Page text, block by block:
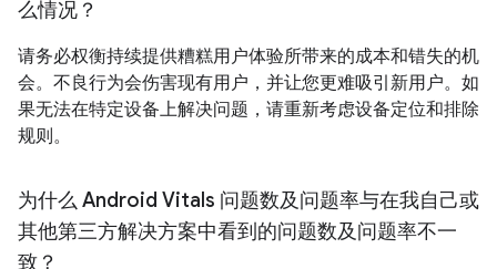
么情况？
请务必权衡持续提供糟糕用户体验所带来的成本和错失的机
会。不良行为会伤害现有用户，并让您更难吸引新用户。如
果无法在特定设备上解决问题，请重新考虑设备定位和排除
规则。
为什么 Android Vitals 问题数及问题率与在我自己或
其他第三方解决方案中看到的问题数及问题率不一
致？